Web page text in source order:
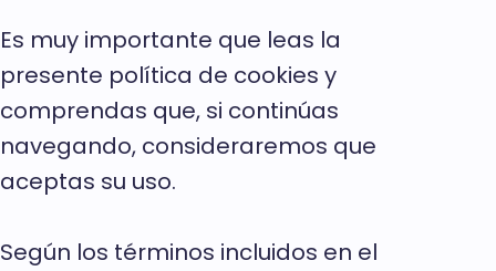
Es muy importante que leas la
presente política de cookies y
comprendas que, si continúas
navegando, consideraremos que
aceptas su uso.
Según los términos incluidos en el